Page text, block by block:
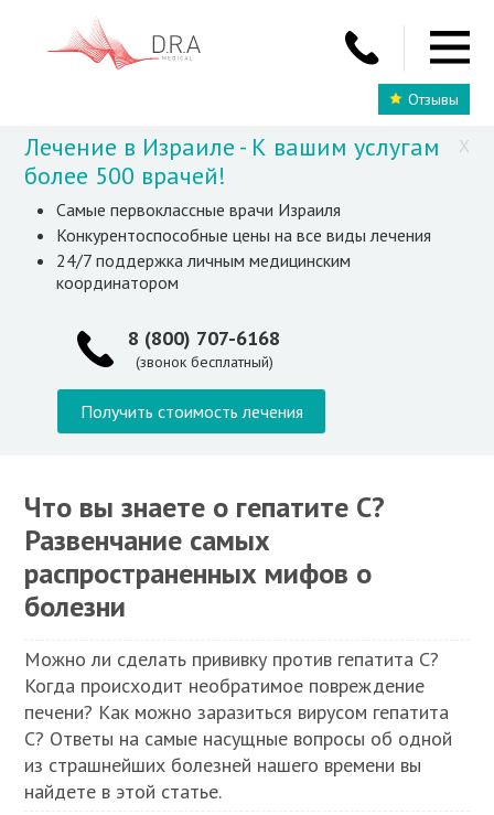
Отзывы
X
Лечение в Израиле - К вашим услугам
более 500 врачей!
Самые первоклассные врачи Израиля
Конкурентоспособные цены на все виды лечения
24/7 поддержка личным медицинским
координатором
8 (800) 707-6168
(звонок бесплатный)
Получить стоимость лечения
Что вы знаете о гепатите С?
Развенчание самых
распространенных мифов о
болезни
Можно ли сделать прививку против гепатита С?
Когда происходит необратимое повреждение
печени? Как можно заразиться вирусом гепатита
С? Ответы на самые насущные вопросы об одной
из страшнейших болезней нашего времени вы
найдете в этой статье.